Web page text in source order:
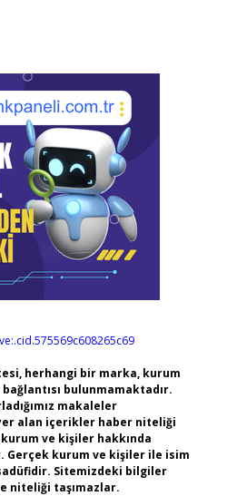
herhangi bir marka, kurum
bulunmamaktadır.
makaleler
alan içerikler haber niteliği
ve kişiler hakkında
Gerçek kurum ve kişiler ile isim
Sitemizdeki bilgiler
niteliği taşımazlar.